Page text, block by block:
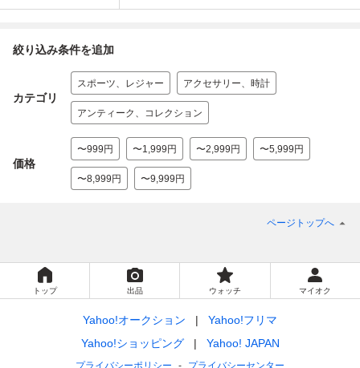
絞り込み条件を追加
カテゴリ
スポーツ、レジャー アクセサリー、時計
アンティーク、コレクション
価格
〜999円 〜1,999円 〜2,999円 〜5,999円
〜8,999円 〜9,999円
ページトップへ
トップ 出品 ウォッチ マイオク
Yahoo!オークション
Yahoo!フリマ
Yahoo!ショッピング
Yahoo! JAPAN